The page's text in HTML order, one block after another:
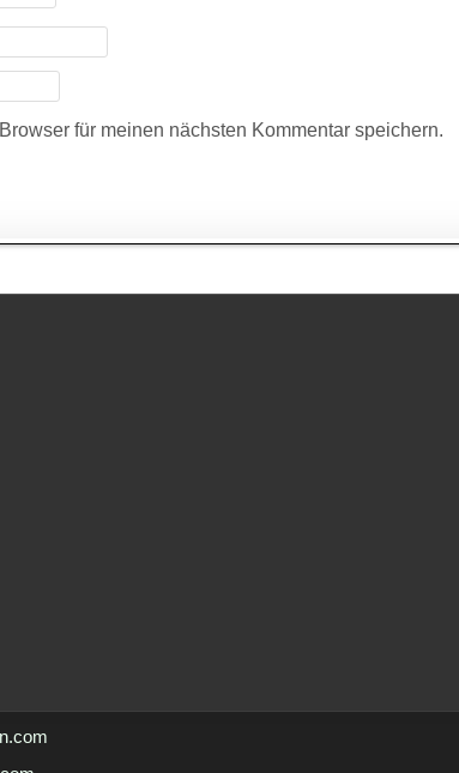
für meinen nächsten Kommentar speichern.